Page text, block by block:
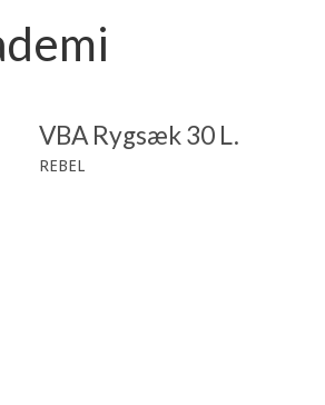
VBA Rygsæk 30 L.
REBEL